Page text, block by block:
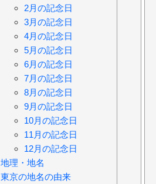
2月の記念日
3月の記念日
4月の記念日
5月の記念日
6月の記念日
7月の記念日
8月の記念日
9月の記念日
10月の記念日
11月の記念日
12月の記念日
地理・地名
東京の地名の由来